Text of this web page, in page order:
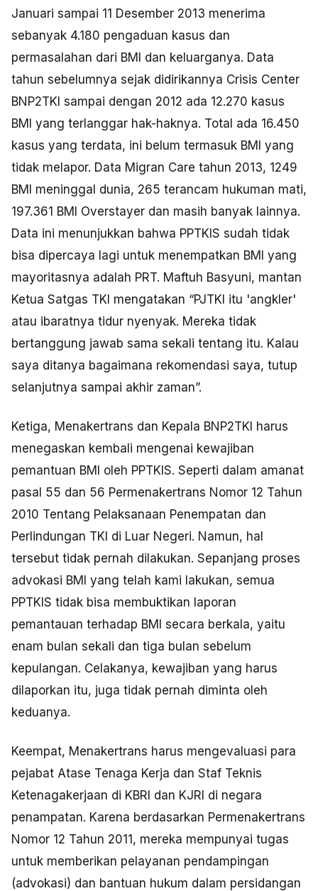
Januari sampai 11 Desember 2013 menerima
sebanyak 4.180 pengaduan kasus dan
permasalahan dari BMI dan keluarganya. Data
tahun sebelumnya sejak didirikannya Crisis Center
BNP2TKI sampai dengan 2012 ada 12.270 kasus
BMI yang terlanggar hak-haknya. Total ada 16.450
kasus yang terdata, ini belum termasuk BMI yang
tidak melapor. Data Migran Care tahun 2013, 1249
BMI meninggal dunia, 265 terancam hukuman mati,
197.361 BMI Overstayer dan masih banyak lainnya.
Data ini menunjukkan bahwa PPTKIS sudah tidak
bisa dipercaya lagi untuk menempatkan BMI yang
mayoritasnya adalah PRT. Maftuh Basyuni, mantan
Ketua Satgas TKI mengatakan “PJTKI itu 'angkler'
atau ibaratnya tidur nyenyak. Mereka tidak
bertanggung jawab sama sekali tentang itu. Kalau
saya ditanya bagaimana rekomendasi saya, tutup
selanjutnya sampai akhir zaman”.
Ketiga, Menakertrans dan Kepala BNP2TKI harus
menegaskan kembali mengenai kewajiban
pemantuan BMI oleh PPTKIS. Seperti dalam amanat
pasal 55 dan 56 Permenakertrans Nomor 12 Tahun
2010 Tentang Pelaksanaan Penempatan dan
Perlindungan TKI di Luar Negeri. Namun, hal
tersebut tidak pernah dilakukan. Sepanjang proses
advokasi BMI yang telah kami lakukan, semua
PPTKIS tidak bisa membuktikan laporan
pemantauan terhadap BMI secara berkala, yaitu
enam bulan sekali dan tiga bulan sebelum
kepulangan. Celakanya, kewajiban yang harus
dilaporkan itu, juga tidak pernah diminta oleh
keduanya.
Keempat, Menakertrans harus mengevaluasi para
pejabat Atase Tenaga Kerja dan Staf Teknis
Ketenagakerjaan di KBRI dan KJRI di negara
penampatan. Karena berdasarkan Permenakertrans
Nomor 12 Tahun 2011, mereka mempunyai tugas
untuk memberikan pelayanan pendampingan
(advokasi) dan bantuan hukum dalam persidangan